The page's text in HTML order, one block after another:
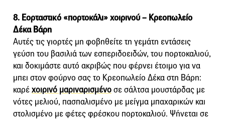
8. Εορταστικό «πορτοκάλι» χοιρινού – Κρεοπωλείο
Δέκα Βάρη
Αυτές τις γιορτές μη φοβηθείτε τη γεμάτη εντάσεις
γεύση του βασιλιά των εσπεριδοειδών, του πορτοκαλιού,
και δοκιμάστε αυτό ακριβώς που φέρνει έτοιμο για να
μπει στον φούρνο σας το Κρεοπωλείο Δέκα στη Βάρη:
καρέχοιρινό μαριναρισμένοσε σάλτσα μουστάρδας με
νότες μελιού, πασπαλισμένο με μείγμα μπαχαρικών και
στολισμένο με φέτες φρέσκου πορτοκαλιού. Ψήνεται σε